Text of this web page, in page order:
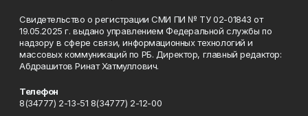
Свидетельство о регистрации СМИ ПИ № ТУ 02-01843 от
19.05.2025 г. выдано управлением Федеральной службы по
надзору в сфере связи, информационных технологий и
массовых коммуникаций по РБ. Директор, главный редактор:
Абдрашитов Ринат Хатмуллович.
Телефон
8(34777) 2-13-51 8(34777) 2-12-00